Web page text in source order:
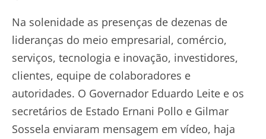
Na solenidade as presenças de dezenas de
lideranças do meio empresarial, comércio,
serviços, tecnologia e inovação, investidores,
clientes, equipe de colaboradores e
autoridades. O Governador Eduardo Leite e os
secretários de Estado Ernani Pollo e Gilmar
Sossela enviaram mensagem em vídeo, haja